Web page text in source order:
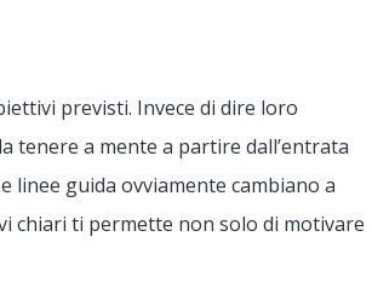
previsti. Invece di dire loro
tenere a mente a partire dall’entrata
linee guida ovviamente cambiano a
chiari ti permette non solo di motivare